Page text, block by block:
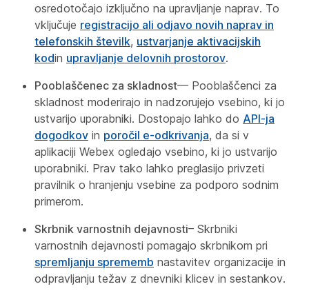
osredotočajo izključno na upravljanje naprav. To
vključuje registracijo ali odjavo novih naprav in
telefonskih številk, ustvarjanje aktivacijskih
kodin upravljanje delovnih prostorov.
Pooblaščenec za skladnost— Pooblaščenci za
skladnost moderirajo in nadzorujejo vsebino, ki jo
ustvarijo uporabniki. Dostopajo lahko do API-ja
dogodkov in poročil e-odkrivanja, da si v
aplikaciji Webex ogledajo vsebino, ki jo ustvarijo
uporabniki. Prav tako lahko preglasijo privzeti
pravilnik o hranjenju vsebine za podporo sodnim
primerom.
Skrbnik varnostnih dejavnosti– Skrbniki
varnostnih dejavnosti pomagajo skrbnikom pri
spremljanju sprememb nastavitev organizacije in
odpravljanju težav z dnevniki klicev in sestankov.